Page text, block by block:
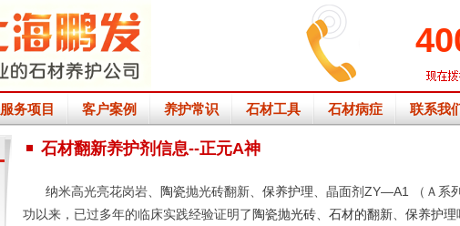
服务项目 客户案例 养护常识 石材工具 石材病症 联系我
石材翻新养护剂信息--正元A神
纳米高光亮花岗岩、 陶瓷抛光砖翻新、 保养护理 、晶面剂ZY—A1 （Ａ系
功以来，已过多年的临床实践经验证明了 陶瓷抛光砖 石材的翻新 保养护理